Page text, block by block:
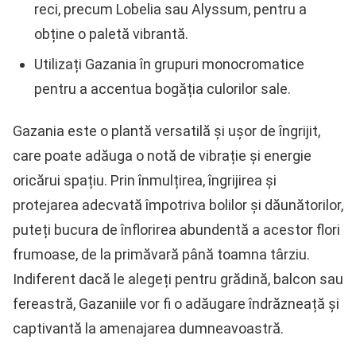
reci, precum Lobelia sau Alyssum, pentru a
obține o paletă vibrantă.
Utilizați Gazania în grupuri monocromatice
pentru a accentua bogăția culorilor sale.
Gazania este o plantă versatilă și ușor de îngrijit,
care poate adăuga o notă de vibrație și energie
oricărui spațiu. Prin înmulțirea, îngrijirea și
protejarea adecvată împotriva bolilor și dăunătorilor,
puteți bucura de înflorirea abundentă a acestor flori
frumoase, de la primăvară până toamna târziu.
Indiferent dacă le alegeți pentru grădină, balcon sau
fereastră, Gazaniile vor fi o adăugare îndrăzneață și
captivantă la amenajarea dumneavoastră.